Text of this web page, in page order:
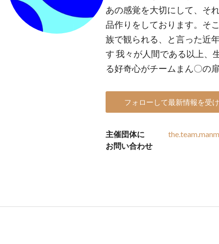
あの感覚を大切にして、そ
品作りをしております。そ
族で観られる、と言った近
す 我々が人間である以上、
る好奇心がチームまん〇の
フォローして最新情報を受
主催団体に
お問い合わせ